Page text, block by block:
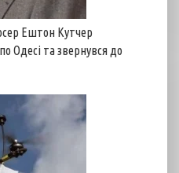
Ештон Кутчер
Одесі та звернувся до